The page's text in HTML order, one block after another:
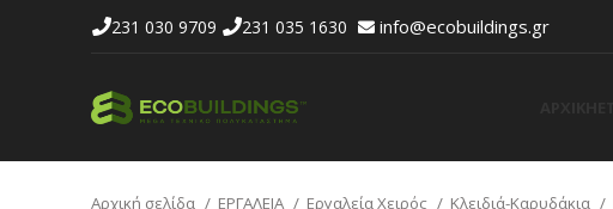
231 030 9709 231 035 1630 info@ecobuildings.gr
Αρχική σελίδα ΕΡΓΑΛΕΙΑ Εργαλεία Χειρός Κλειδιά-Καρυδάκια